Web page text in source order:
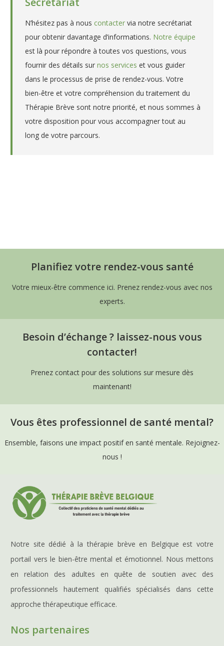
N’hésitez pas à nous contacter via notre secrétariat
pour obtenir davantage d’informations. Notre équipe
est là pour répondre à toutes vos questions, vous
fournir des détails sur nos services et vous guider
dans le processus de prise de rendez-vous. Votre
bien-être et votre compréhension du traitement du
Thérapie Brève sont notre priorité, et nous sommes à
votre disposition pour vous accompagner tout au
long de votre parcours.
Planifiez votre rendez-vous santé
Votre mieux-être commence ici. Prenez rendez-vous avec nos
experts.
Besoin d’échange ? laissez-nous vous
contacter!
Prenez contact pour des solutions sur mesure dès
maintenant!
Vous êtes professionnel de santé mental?
Ensemble, faisons une impact positif en santé mentale. Rejoignez-
nous !
Notre site dédié à la thérapie brève en Belgique est votre
portail vers le bien-être mental et émotionnel. Nous mettons
en relation des adultes en quête de soutien avec des
professionnels hautement qualifiés spécialisés dans cette
approche thérapeutique efficace.
Nos partenaires